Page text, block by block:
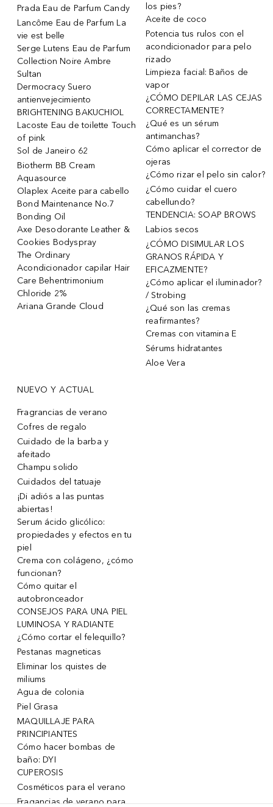
Prada Eau de Parfum Candy
Lancôme Eau de Parfum La
vie est belle
Serge Lutens Eau de Parfum
Collection Noire Ambre
Sultan
Dermocracy Suero
antienvejecimiento
BRIGHTENING BAKUCHIOL
Lacoste Eau de toilette Touch
of pink
Sol de Janeiro 62
Biotherm BB Cream
Aquasource
Olaplex Aceite para cabello
Bond Maintenance No.7
Bonding Oil
Axe Desodorante Leather &
Cookies Bodyspray
The Ordinary
Acondicionador capilar Hair
Care Behentrimonium
Chloride 2%
Ariana Grande Cloud
los pies?
Aceite de coco
Potencia tus rulos con el
acondicionador para pelo
rizado
Limpieza facial: Baños de
vapor
¿CÓMO DEPILAR LAS CEJAS
CORRECTAMENTE?
¿Qué es un sérum
antimanchas?
Cómo aplicar el corrector de
ojeras
¿Cómo rizar el pelo sin calor?
¿Cómo cuidar el cuero
cabellundo?
TENDENCIA: SOAP BROWS
Labios secos
¿CÓMO DISIMULAR LOS
GRANOS RÁPIDA Y
EFICAZMENTE?
¿Cómo aplicar el iluminador?
/ Strobing
¿Qué son las cremas
reafirmantes?
Cremas con vitamina E
Sérums hidratantes
Aloe Vera
NUEVO Y ACTUAL
Fragrancias de verano
Cofres de regalo
Cuidado de la barba y
afeitado
Champu solido
Cuidados del tatuaje
¡Di adiós a las puntas
abiertas!
Serum ácido glicólico:
propiedades y efectos en tu
piel
Crema con colágeno, ¿cómo
funcionan?
Cómo quitar el
autobronceador
CONSEJOS PARA UNA PIEL
LUMINOSA Y RADIANTE
¿Cómo cortar el felequillo?
Pestanas magneticas
Eliminar los quistes de
miliums
Agua de colonia
Piel Grasa
MAQUILLAJE PARA
PRINCIPIANTES
Cómo hacer bombas de
baño: DYI
CUPEROSIS
Cosméticos para el verano
Fragancias de verano para